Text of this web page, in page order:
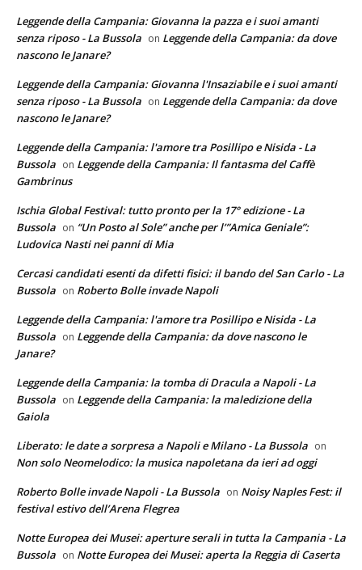
Leggende della Campania: Giovanna la pazza e i suoi amanti
senza riposo - La Bussola on Leggende della Campania: da dove
nascono le Janare?
Leggende della Campania: Giovanna l'Insaziabile e i suoi amanti
senza riposo - La Bussola on Leggende della Campania: da dove
nascono le Janare?
Leggende della Campania: l'amore tra Posillipo e Nisida - La
Bussola on Leggende della Campania: Il fantasma del Caffè
Gambrinus
Ischia Global Festival: tutto pronto per la 17° edizione - La
Bussola on “Un Posto al Sole” anche per l’”Amica Geniale”:
Ludovica Nasti nei panni di Mia
Cercasi candidati esenti da difetti fisici: il bando del San Carlo - La
Bussola on Roberto Bolle invade Napoli
Leggende della Campania: l'amore tra Posillipo e Nisida - La
Bussola on Leggende della Campania: da dove nascono le
Janare?
Leggende della Campania: la tomba di Dracula a Napoli - La
Bussola on Leggende della Campania: la maledizione della
Gaiola
Liberato: le date a sorpresa a Napoli e Milano - La Bussola on
Non solo Neomelodico: la musica napoletana da ieri ad oggi
Roberto Bolle invade Napoli - La Bussola on Noisy Naples Fest: il
festival estivo dell’Arena Flegrea
Notte Europea dei Musei: aperture serali in tutta la Campania - La
Bussola on Notte Europea dei Musei: aperta la Reggia di Caserta